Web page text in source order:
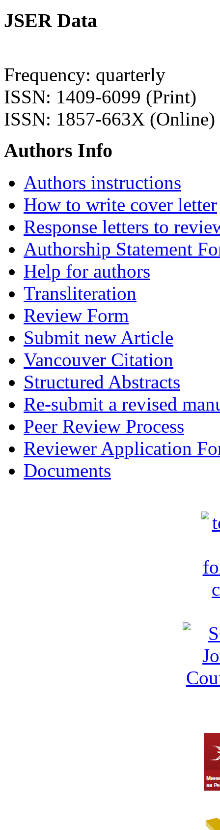
JSER Data
Frequency: quarterly
ISSN: 1409-6099 (Print)
ISSN: 1857-663X (Online)
Authors Info
Authors instructions
How to write cover letter
Response letters to
Authorship Statement
Help for authors
Transliteration
Review Form
Submit new Article
Vancouver Citation
Structured Abstracts
Re-submit a revised
Peer Review Process
Reviewer Application
Documents